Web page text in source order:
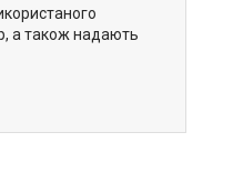
а також надають